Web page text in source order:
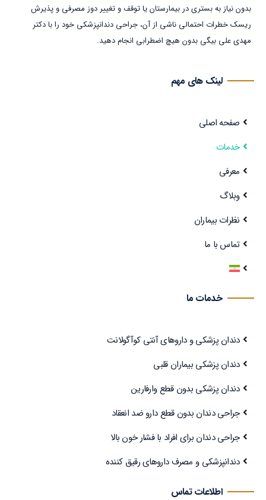
بدون نیاز به بستری در بیمارستان یا توقف و تغییر دوز مصرفی و پذیرش
ریسک خطرات احتمالی ناشی از آن، جراحی دندانپزشکی خود را با دکتر
مهدی علی بیگی بدون هیچ اضطرابی انجام دهید.
لینک های مهم
صفحه اصلی
خدمات
معرفی
وبلاگ
نظرات بیماران
تماس با ما
خدمات ما
دندان پزشکی و داروهای آنتی کوآگولانت
دندان پزشکی بیماران قلبی
دندان پزشکی بدون قطع وارفارین
جراحی دندان بدون قطع دارو ضد انعقاد
جراحی دندان برای افراد با فشار خون بالا
دندانپزشکی و مصرف داروهای رقیق کننده
اطلاعات تماس